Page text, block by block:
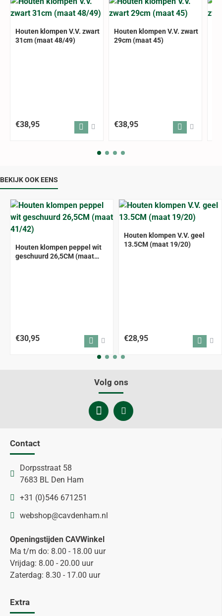
Houten klompen V.V. zwart
31cm (maat 48/49)
€38,95
Houten klompen V.V. zwart
29cm (maat 45)
€38,95
BEKIJK OOK EENS
Houten klompen peppel wit
geschuurd 26,5CM (maat
€30,95
Houten klompen V.V. geel
13.5CM (maat 19/20)
€28,95
Volg ons
Contact
Dorpsstraat 58
7683 BL Den Ham
+31 (0)546 671251
webshop@cavdenham.nl
Openingstijden CAVWinkel
Ma t/m do: 8.00 - 18.00 uur
Vrijdag: 8.00 - 20.00 uur
Zaterdag: 8.30 - 17.00 uur
Extra